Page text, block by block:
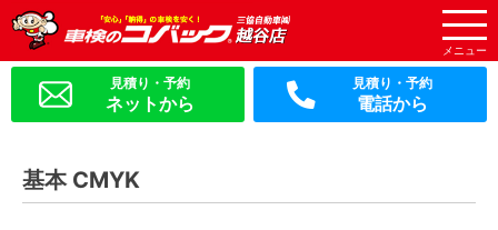
ネットから 電話から
基本 CMYK